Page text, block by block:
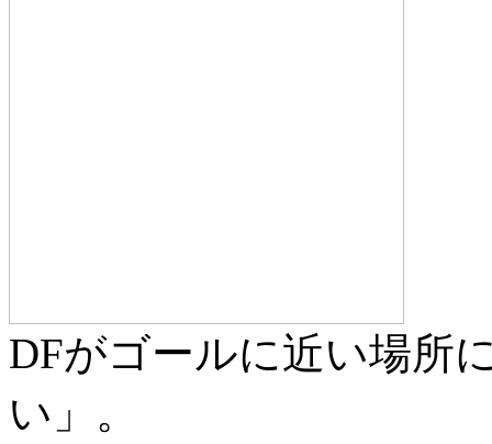
DFがゴールに近い場所
い」。